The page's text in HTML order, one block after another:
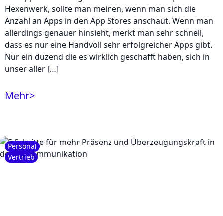
Hexenwerk, sollte man meinen, wenn man sich die
Anzahl an Apps in den App Stores anschaut. Wenn man
allerdings genauer hinsieht, merkt man sehr schnell,
dass es nur eine Handvoll sehr erfolgreicher Apps gibt.
Nur ein duzend die es wirklich geschafft haben, sich in
unser aller […]
Mehr>
Personal
Vertrieb